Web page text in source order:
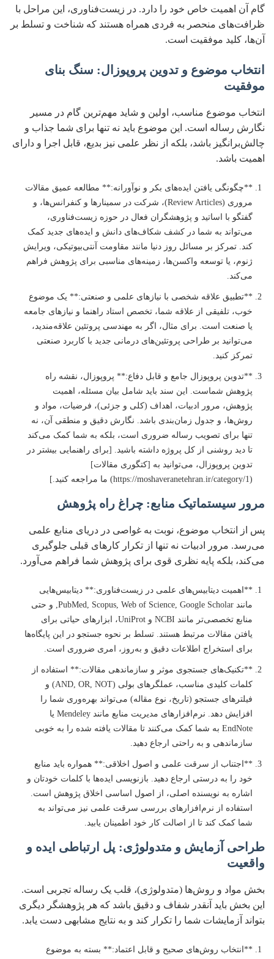
گام آن اهمیت خاص خود را دارد. در زیست‌فناوری، این مراحل با
ظرافت‌های منحصر به فردی همراه هستند که شناخت و تسلط بر
آن‌ها، کلید موفقیت است.
انتخاب موضوع و تدوین پروپوزال: سنگ بنای
موفقیت
انتخاب موضوع مناسب، اولین و شاید مهم‌ترین گام در مسیر
نگارش رساله است. این موضوع باید نه تنها برای شما جذاب و
چالش‌برانگیز باشد، بلکه از نظر علمی نیز بدیع، قابل اجرا و دارای
اهمیت باشد.
**چگونگی یافتن ایده‌های بکر و نوآورانه:** مطالعه عمیق مقالات
مروری (Review Articles)، شرکت در سمینارها و کنفرانس‌ها، و
گفتگو با اساتید و پژوهشگران فعال در حوزه زیست‌فناوری،
می‌تواند به شما در کشف شکاف‌های دانش و ایده‌های جدید کمک
کند. تمرکز بر مسائل روز دنیا مانند مقاومت آنتی‌بیوتیکی، ویرایش
ژنوم، یا توسعه واکسن‌ها، زمینه‌های مناسبی برای پژوهش فراهم
می‌کند.
**تطبیق علاقه شخصی با نیازهای علمی و صنعتی:** یک موضوع
خوب، تلفیقی از علاقه شما، تخصص استاد راهنما و نیازهای جامعه
یا صنعت است. برای مثال، اگر به مهندسی پروتئین علاقه‌مندید،
می‌توانید بر طراحی پروتئین‌های درمانی جدید با کاربرد صنعتی
تمرکز کنید.
**تدوین پروپوزال جامع و قابل دفاع:** پروپوزال، نقشه راه
پژوهش شماست. این سند باید شامل بیان مسئله، اهمیت
پژوهش، مرور ادبیات، اهداف (کلی و جزئی)، فرضیات، مواد و
روش‌ها، و جدول زمان‌بندی باشد. نگارش دقیق و منطقی آن، نه
تنها برای تصویب رساله ضروری است، بلکه به شما کمک می‌کند
تا دید روشنی از کل پروژه داشته باشید. [برای راهنمایی بیشتر در
تدوین پروپوزال، می‌توانید به [کتگوری مقالات]
(https://moshaveranetehran.ir/category/1) ما مراجعه کنید.]
مرور سیستماتیک منابع: چراغ راه پژوهش
پس از انتخاب موضوع، نوبت به غواصی در دریای منابع علمی
می‌رسد. مرور ادبیات نه تنها از تکرار کارهای قبلی جلوگیری
می‌کند، بلکه پایه نظری قوی برای پژوهش شما فراهم می‌آورد.
**اهمیت دیتابیس‌های علمی در زیست‌فناوری:** دیتابیس‌هایی
مانند PubMed, Scopus, Web of Science, Google Scholar, و حتی
منابع تخصصی‌تر مانند NCBI و UniProt، ابزارهای حیاتی برای
یافتن مقالات مرتبط هستند. تسلط بر نحوه جستجو در این پایگاه‌ها
برای استخراج اطلاعات دقیق و به‌روز، امری ضروری است.
**تکنیک‌های جستجوی موثر و سازماندهی مقالات:** استفاده از
کلمات کلیدی مناسب، عملگرهای بولی (AND, OR, NOT) و
فیلترهای جستجو (تاریخ، نوع مقاله) می‌تواند بهره‌وری شما را
افزایش دهد. نرم‌افزارهای مدیریت منابع مانند Mendeley یا
EndNote به شما کمک می‌کنند تا مقالات یافته شده را به خوبی
سازماندهی و به راحتی ارجاع دهید.
**اجتناب از سرقت علمی و اصول اخلاقی:** همواره باید منابع
خود را به درستی ارجاع دهید. بازنویسی ایده‌ها با کلمات خودتان و
اشاره به نویسنده اصلی، از اصول اساسی اخلاق پژوهش است.
استفاده از نرم‌افزارهای بررسی سرقت علمی نیز می‌تواند به
شما کمک کند تا از اصالت کار خود اطمینان یابید.
طراحی آزمایش و متدولوژی: پل ارتباطی ایده و
واقعیت
بخش مواد و روش‌ها (متدولوژی)، قلب یک رساله تجربی است.
این بخش باید آنقدر شفاف و دقیق باشد که هر پژوهشگر دیگری
بتواند آزمایشات شما را تکرار کند و به نتایج مشابهی دست یابد.
**انتخاب روش‌های صحیح و قابل اعتماد:** بسته به موضوع